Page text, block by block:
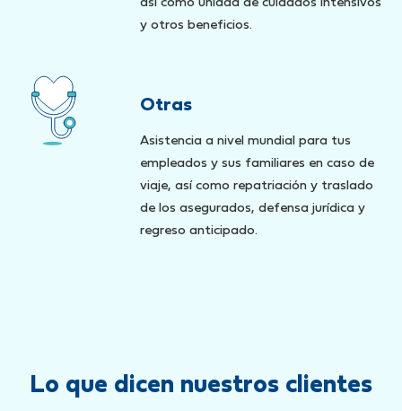
así como unidad de cuidados intensivos
y otros beneficios.
Otras
Asistencia a nivel mundial para tus
empleados y sus familiares en caso de
viaje, así como repatriación y traslado
de los asegurados, defensa jurídica y
regreso anticipado.
Lo que dicen nuestros clientes